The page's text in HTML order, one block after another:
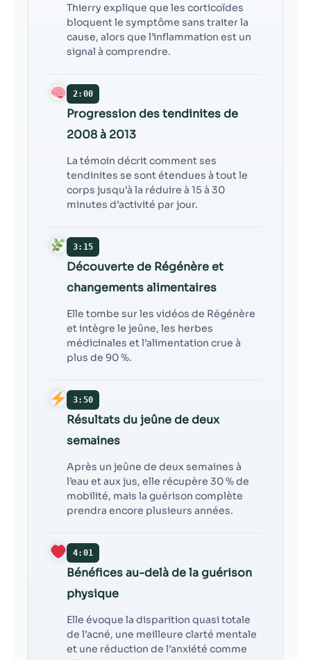
Thierry explique que les corticoïdes
bloquent le symptôme sans traiter la
cause, alors que l’inflammation est un
signal à comprendre.
2:00
Progression des tendinites de
2008 à 2013
La témoin décrit comment ses
tendinites se sont étendues à tout le
corps jusqu’à la réduire à 15 à 30
minutes d’activité par jour.
3:15
Découverte de Régénère et
changements alimentaires
Elle tombe sur les vidéos de Régénère
et intègre le jeûne, les herbes
médicinales et l’alimentation crue à
plus de 90 %.
3:50
Résultats du jeûne de deux
semaines
Après un jeûne de deux semaines à
l’eau et aux jus, elle récupère 30 % de
mobilité, mais la guérison complète
prendra encore plusieurs années.
4:01
Bénéfices au-delà de la guérison
physique
Elle évoque la disparition quasi totale
de l’acné, une meilleure clarté mentale
et une réduction de l’anxiété comme